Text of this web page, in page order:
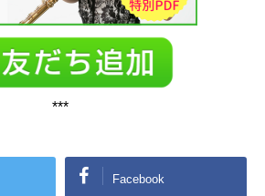
***
Facebook